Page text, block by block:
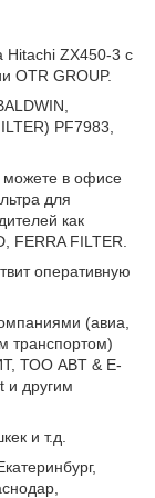
Hitachi ZX450-3 с
OTR GROUP.
PF7983,
можете в офисе
для
как
FERRA FILTER.
оперативную
(авиа,
транспортом)
ТОО ABT & E-
и другим
и т.д.